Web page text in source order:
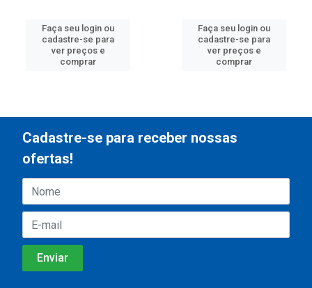
Faça seu login ou
cadastre-se para
ver preços e
comprar
Faça seu login ou
cadastre-se para
ver preços e
comprar
Cadastre-se para receber nossas
ofertas!